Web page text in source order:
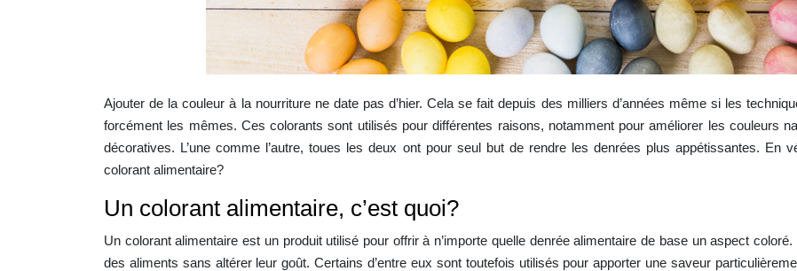
Ajouter de la couleur à la nourriture ne date pas d’hier. Cela se fait depuis des milliers d’années même si les
forcément les mêmes. Ces colorants sont utilisés pour différentes raisons, notamment pour améliorer les couleurs
décoratives. L’une comme l’autre, toues les deux ont pour seul but de rendre les denrées plus appétissantes. En
colorant alimentaire?
Un colorant alimentaire, c’est quoi?
Un colorant alimentaire est un produit utilisé pour offrir à n’importe quelle denrée alimentaire de base un aspect
des aliments sans altérer leur goût. Certains d’entre eux sont toutefois utilisés pour apporter une saveur